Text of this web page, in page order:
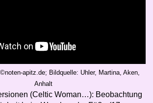
apitz.de; Bildquelle: Uhler, Martina, Aken,
Anhalt
(Celtic Woman…): Beobachtung